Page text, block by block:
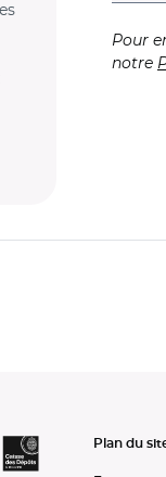
Pour
notre
Plan du